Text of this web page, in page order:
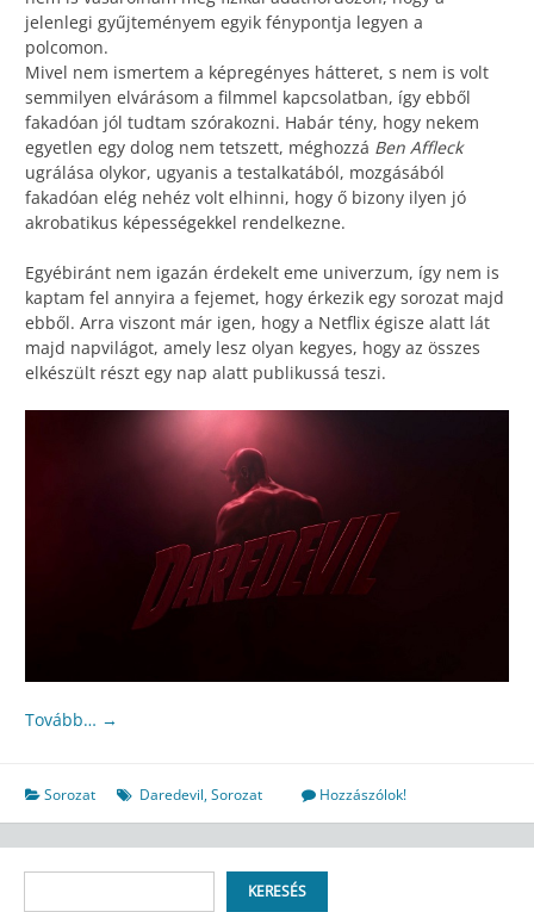
jelenlegi gyűjteményem egyik fénypontja legyen a
polcomon.
Mivel nem ismertem a képregényes hátteret, s nem is volt
semmilyen elvárásom a filmmel kapcsolatban, így ebből
fakadóan jól tudtam szórakozni. Habár tény, hogy nekem
egyetlen egy dolog nem tetszett, méghozzá Ben Affleck
ugrálása olykor, ugyanis a testalkatából, mozgásából
fakadóan elég nehéz volt elhinni, hogy ő bizony ilyen jó
akrobatikus képességekkel rendelkezne.
Egyébiránt nem igazán érdekelt eme univerzum, így nem is
kaptam fel annyira a fejemet, hogy érkezik egy sorozat majd
ebből. Arra viszont már igen, hogy a Netflix égisze alatt lát
majd napvilágot, amely lesz olyan kegyes, hogy az összes
elkészült részt egy nap alatt publikussá teszi.
Tovább… →
Sorozat Daredevil,Sorozat Hozzászólok!
KERESÉS